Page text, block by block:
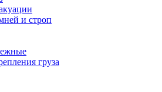
и строп
груза